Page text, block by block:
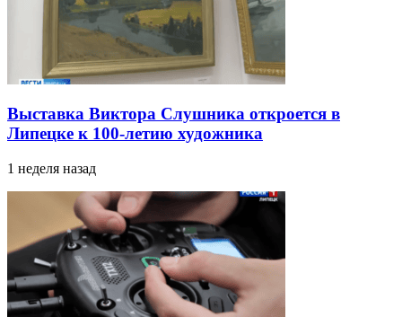
Выставка Виктора Слушника откроется в
Липецке к 100-летию художника
1 неделя назад